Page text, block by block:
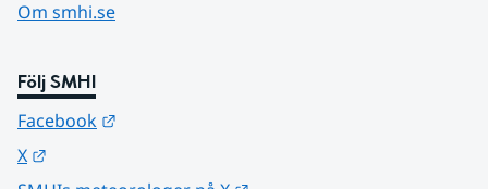
Om smhi.se
Följ SMHI
Facebook
X